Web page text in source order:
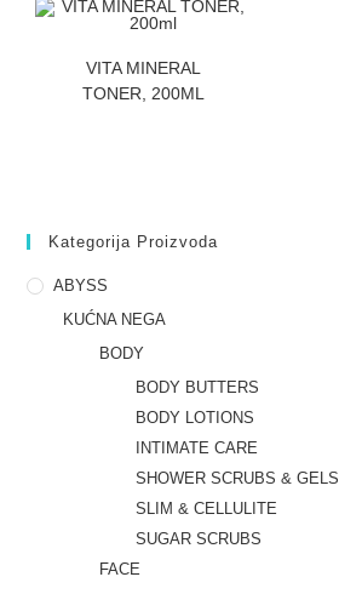
VITA MINERAL
TONER, 200ML
Kategorija Proizvoda
ABYSS
KUĆNA NEGA
BODY
BODY BUTTERS
BODY LOTIONS
INTIMATE CARE
SHOWER SCRUBS & GELS
SLIM & CELLULITE
SUGAR SCRUBS
FACE